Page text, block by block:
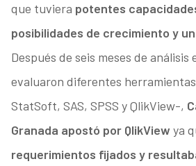
que tuviera potentes
posibilidades de crecimiento y
Después de seis meses de análisis
evaluaron diferentes
StatSoft, SAS, SPSS y QlikView-,
Granada apostó por QlikView ya
requerimientos fijados y